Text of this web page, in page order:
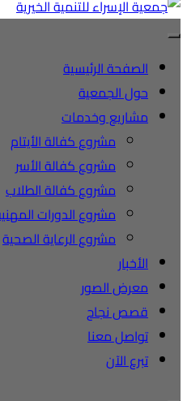
الصفحة الرئيسية
حول الجمعية
مشاريع وخدمات
مشروع كفالة الأيتام
مشروع كفالة الأسر
مشروع كفالة الطلاب
مشروع الدورات المهنية
مشروع الرعاية الصحية
الأخبار
معرض الصور
قصص نجاح
تواصل معنا
تبرع الآن